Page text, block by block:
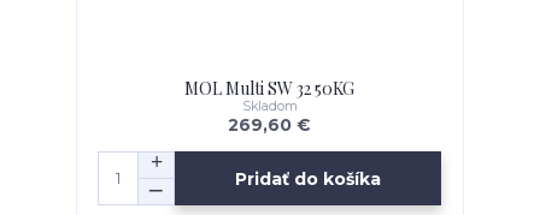
MOL Multi SW 32 50KG
269,60 €
Skladom
Pridať do košíka